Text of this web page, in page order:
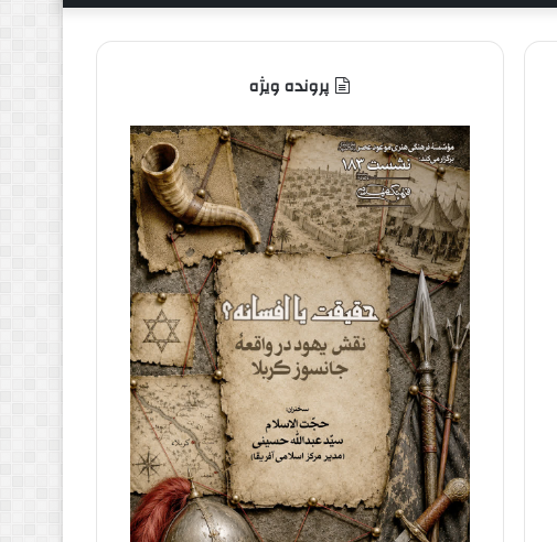
برایپوسته
پرونده ویژه